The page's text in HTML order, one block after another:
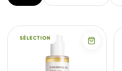
SÉLECTION